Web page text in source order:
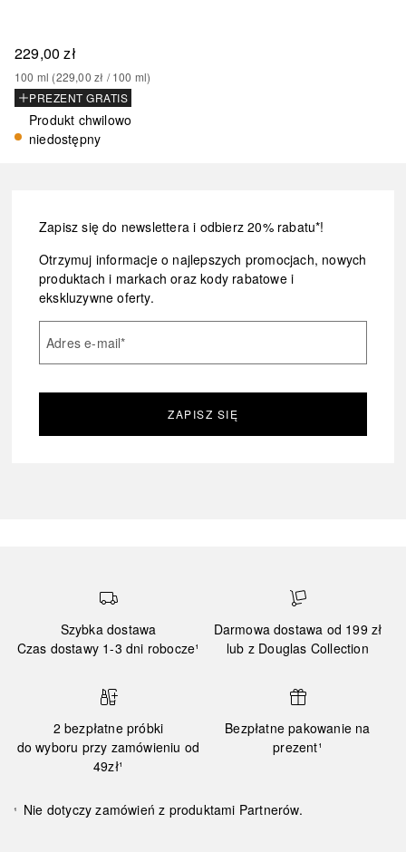
229,00 zł
100 ml (229,00 zł / 100 ml)
PREZENT GRATIS
Produkt chwilowo
niedostępny
Zapisz się do newslettera i odbierz 20% rabatu*!
Otrzymuj informacje o najlepszych promocjach, nowych
produktach i markach oraz kody rabatowe i
ekskluzywne oferty.
Adres e-mail*
ZAPISZ SIĘ
Szybka dostawa
Czas dostawy 1-3 dni robocze¹
Darmowa dostawa od 199 zł
lub z Douglas Collection
2 bezpłatne próbki
do wyboru przy zamówieniu od
49zł¹
Bezpłatne pakowanie na
prezent¹
¹ Nie dotyczy zamówień z produktami Partnerów.